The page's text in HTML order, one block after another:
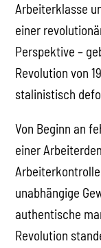
Arbeiterklasse
einer
Perspektive –
Revolution von
stalinistisch
Von Beginn an
einer
unabhängige
authentische
Revolution